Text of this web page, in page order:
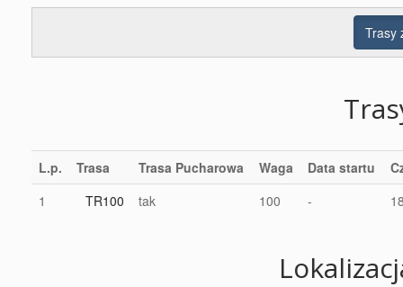
Trasy
L.p. Trasa Trasa Pucharowa Waga Data startu
1
TR100 tak 100 -